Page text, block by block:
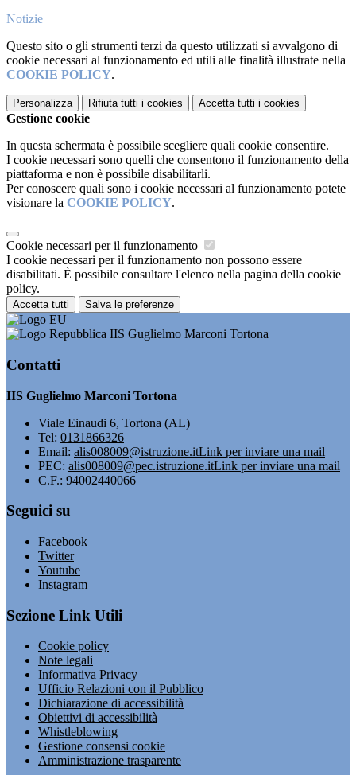
Notizie
Questo sito o gli strumenti terzi da questo utilizzati si avvalgono di
cookie necessari al funzionamento ed utili alle finalità illustrate nella
COOKIE POLICY.
Personalizza Rifiuta tutti i cookies Accetta tutti i cookies
Gestione cookie
In questa schermata è possibile scegliere quali cookie consentire.
I cookie necessari sono quelli che consentono il funzionamento della
piattaforma e non è possibile disabilitarli.
Per conoscere quali sono i cookie necessari al funzionamento potete
visionare la COOKIE POLICY.
Cookie necessari per il funzionamento
I cookie necessari per il funzionamento non possono essere
disabilitati. È possibile consultare l'elenco nella pagina della cookie
policy.
Accetta tutti Salva le preferenze
IIS Guglielmo Marconi Tortona
Contatti
IIS Guglielmo Marconi Tortona
Viale Einaudi 6, Tortona (AL)
Tel: 0131866326
Email: alis008009@istruzione.itLink per inviare una mail
PEC: alis008009@pec.istruzione.itLink per inviare una mail
C.F.: 94002440066
Seguici su
Facebook
Twitter
Youtube
Instagram
Sezione Link Utili
Cookie policy
Note legali
Informativa Privacy
Ufficio Relazioni con il Pubblico
Dichiarazione di accessibilità
Obiettivi di accessibilità
Whistleblowing
Gestione consensi cookie
Amministrazione trasparente